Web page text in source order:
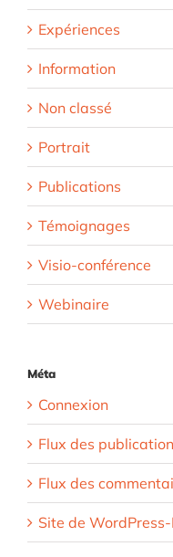
Expériences
Information
Non classé
Portrait
Publications
Témoignages
Visio-conférence
Webinaire
Méta
Connexion
Flux des
Flux des
Site de WordPress-